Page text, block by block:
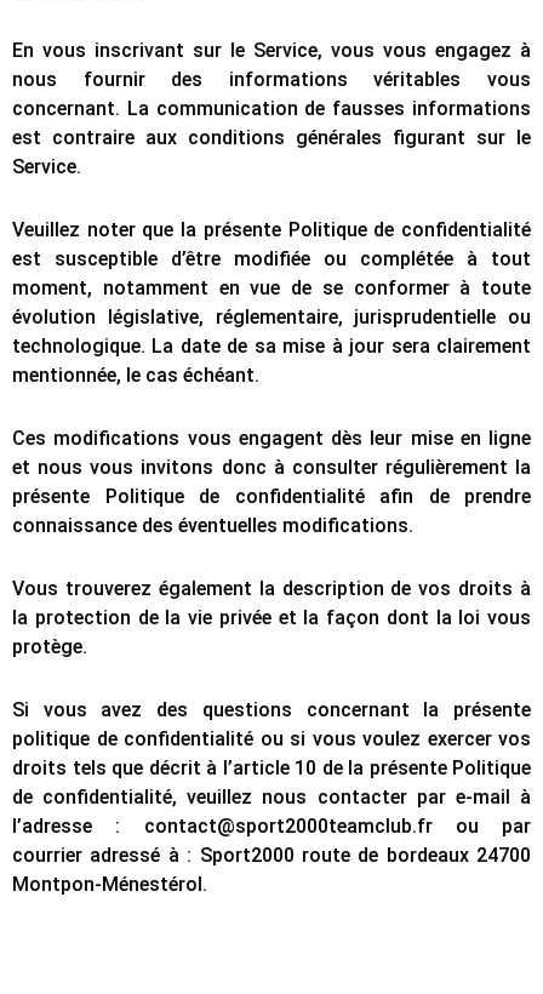
En vous inscrivant sur le Service, vous vous engagez à
nous fournir des informations véritables vous
concernant. La communication de fausses informations
est contraire aux conditions générales figurant sur le
Service.
Veuillez noter que la présente Politique de confidentialité
est susceptible d’être modifiée ou complétée à tout
moment, notamment en vue de se conformer à toute
évolution législative, réglementaire, jurisprudentielle ou
technologique. La date de sa mise à jour sera clairement
mentionnée, le cas échéant.
Ces modifications vous engagent dès leur mise en ligne
et nous vous invitons donc à consulter régulièrement la
présente Politique de confidentialité afin de prendre
connaissance des éventuelles modifications.
Vous trouverez également la description de vos droits à
la protection de la vie privée et la façon dont la loi vous
protège.
Si vous avez des questions concernant la présente
politique de confidentialité ou si vous voulez exercer vos
droits tels que décrit à l’article 10 de la présente Politique
de confidentialité, veuillez nous contacter par e-mail à
l’adresse : contact@sport2000teamclub.fr ou par
courrier adressé à : Sport2000 route de bordeaux 24700
Montpon-Ménestérol.